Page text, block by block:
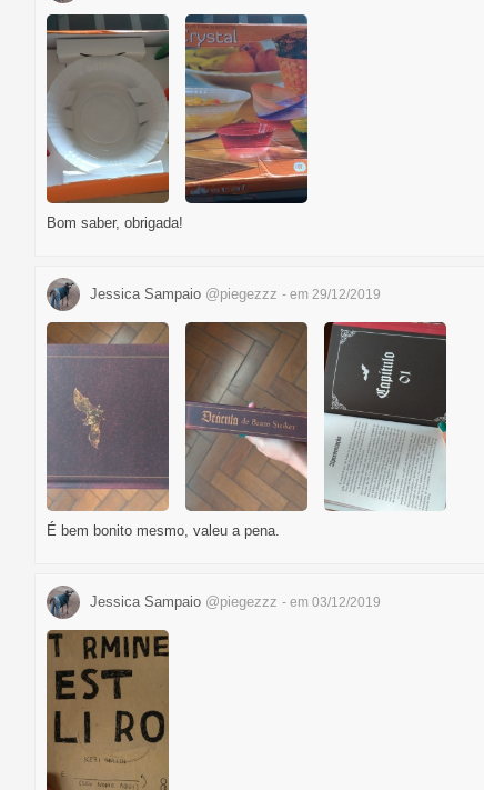
Bom saber, obrigada!
Jessica Sampaio @piegezzz - em 29/12/2019
É bem bonito mesmo, valeu a pena.
Jessica Sampaio @piegezzz - em 03/12/2019